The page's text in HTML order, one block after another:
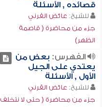
قصائده , الأسئلة
للشيخ: عائض القرني
جزء من محاضرة ( قاصمة
الظهر)
الفهرس: بعض من
يعتدي على الجيل
الأول , الأسئلة
للشيخ: عائض القرني
جزء من محاضرة ( حتى لا نتخلف